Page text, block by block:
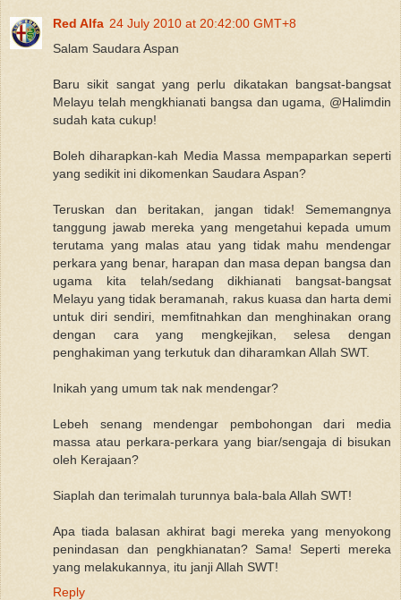
Red Alfa 24 July 2010 at 20:42:00 GMT+8
Salam Saudara Aspan
Baru sikit sangat yang perlu dikatakan bangsat-bangsat
Melayu telah mengkhianati bangsa dan ugama, @Halimdin
sudah kata cukup!
Boleh diharapkan-kah Media Massa mempaparkan seperti
yang sedikit ini dikomenkan Saudara Aspan?
Teruskan dan beritakan, jangan tidak! Sememangnya
tanggung jawab mereka yang mengetahui kepada umum
terutama yang malas atau yang tidak mahu mendengar
perkara yang benar, harapan dan masa depan bangsa dan
ugama kita telah/sedang dikhianati bangsat-bangsat
Melayu yang tidak beramanah, rakus kuasa dan harta demi
untuk diri sendiri, memfitnahkan dan menghinakan orang
dengan cara yang mengkejikan, selesa dengan
penghakiman yang terkutuk dan diharamkan Allah SWT.
Inikah yang umum tak nak mendengar?
Lebeh senang mendengar pembohongan dari media
massa atau perkara-perkara yang biar/sengaja di bisukan
oleh Kerajaan?
Siaplah dan terimalah turunnya bala-bala Allah SWT!
Apa tiada balasan akhirat bagi mereka yang menyokong
penindasan dan pengkhianatan? Sama! Seperti mereka
yang melakukannya, itu janji Allah SWT!
Reply